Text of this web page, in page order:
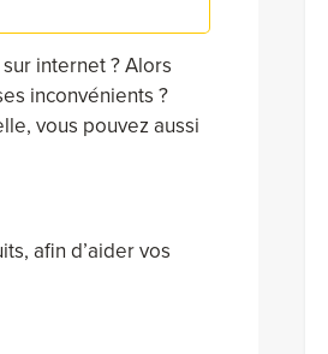
internet ? Alors
inconvénients ?
vous pouvez aussi
afin d’aider vos